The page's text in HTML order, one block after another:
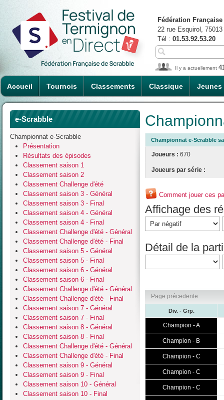
Accueil Tournois Classements Classique Jeunes
Fédération
22 rue Esquirol,
Tél : 01.53.92.53.20
Il y a actuellement
e-Scrabble
Championnat e-Scrabble
Présentation
Résultats des épisodes
Classement saison 1
Classement saison 2
Classement Challenge d'été
Classement saison 3 - Général
Classement saison 3 - Final
Classement saison 4 - Général
Classement saison 4 - Final
Classement Challenge d'été - Général
Classement Challenge d'été - Final
Classement saison 5 - Général
Classement saison 5 - Final
Classement saison 6 - Général
Classement saison 6 - Final
Classement Challenge d'été - Général
Classement Challenge d'été - Final
Classement saison 7 - Général
Classement saison 7 - Final
Classement saison 8 - Général
Classement saison 8 - Final
Classement Challenge d'été - Général
Classement Challenge d'été - Final
Classement saison 9 - Général
Classement saison 9 - Final
Classement saison 10 - Général
Classement saison 10 - Final
Championnat e-Scrabble
Joueurs : 670
Joueurs par série :
Comment jouer ces
Affichage des
Détail de la
Page précedente
Div. - Grp.
Champion - A
Champion - B
Champion - C
Champion - C
Champion - C